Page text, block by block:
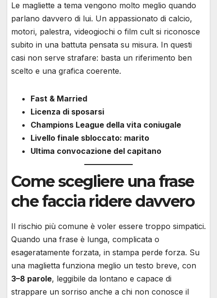
Le magliette a tema vengono molto meglio quando
parlano davvero di lui. Un appassionato di calcio,
motori, palestra, videogiochi o film cult si riconosce
subito in una battuta pensata su misura. In questi
casi non serve strafare: basta un riferimento ben
scelto e una grafica coerente.
Fast & Married
Licenza di sposarsi
Champions League della vita coniugale
Livello finale sbloccato: marito
Ultima convocazione del capitano
Come scegliere una frase
che faccia ridere davvero
Il rischio più comune è voler essere troppo simpatici.
Quando una frase è lunga, complicata o
esageratamente forzata, in stampa perde forza. Su
una maglietta funziona meglio un testo breve, con
3–8 parole, leggibile da lontano e capace di
strappare un sorriso anche a chi non conosce il